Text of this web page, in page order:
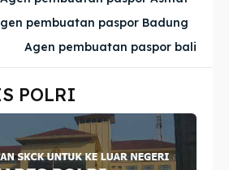
pembuatan paspor Badung
Agen pembuatan paspor bali
POLRI